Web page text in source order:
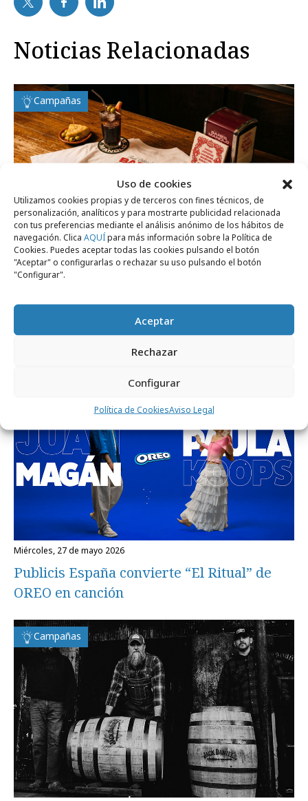
Uso de cookies
Utilizamos cookies propias y de terceros con fines técnicos, de
personalización, analíticos y para mostrarte publicidad relacionada
con tus preferencias mediante el análisis anónimo de los hábitos de
navegación. Clica AQUÍpara más información sobre la Política de
Cookies. Puedes aceptar todas las cookies pulsando el botón
"Aceptar" o configurarlas o rechazar su uso pulsando el botón
"Configurar".
Aceptar
Rechazar
Configurar
Política de CookiesAviso Legal
Noticias Relacionadas
Campañas
martes, 16 de junio 2026
EBRO presenta la Red Oficial de Bares
miércoles, 27 de mayo 2026
Publicis España convierte “El Ritual” de
OREO en canción
Campañas